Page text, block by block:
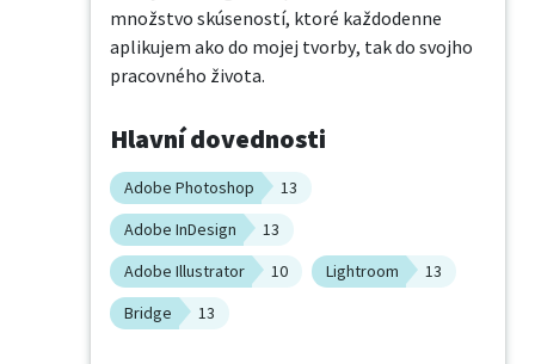
množstvo skúseností, ktoré každodenne
aplikujem ako do mojej tvorby, tak do svojho
pracovného života.
Hlavní dovednosti
Adobe Photoshop
13
Adobe InDesign
13
Adobe Illustrator
10 Lightroom
13
Bridge
13